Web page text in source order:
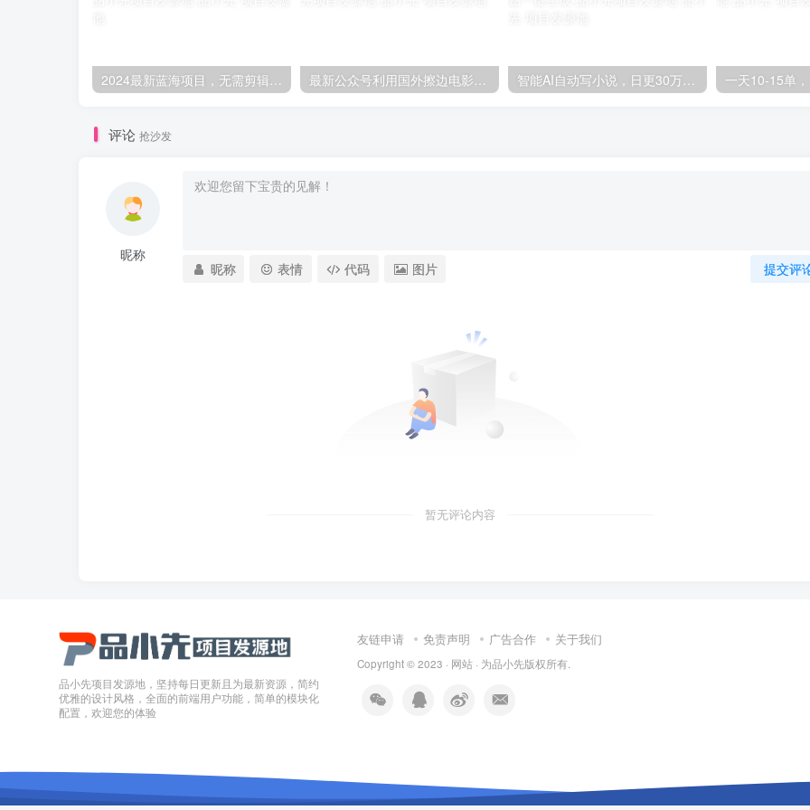
2024最新蓝海项目，无需剪辑，京东图文短视频无脑搬运月入2W+-品小先项目发源地 最新公众号利用国外擦边电影收费掘金多种变现方式日入500+-品小先项目发源地 智能AI自动写小说，日更30万字，可签约各大网文平台，复制粘贴一键生成-品小先项目发源地
评论 抢沙发
昵称
提交评
昵称 表情 代码 图片
暂无评论内容
品小先项目发源地，坚持每日更新且为最新资源，简约
优雅的设计风格，全面的前端用户功能，简单的模块化
配置，欢迎您的体验
友链申请 免责声明 广告合作 关于我们
Copyright © 2023 · 网站 · 为品小先版权所有.